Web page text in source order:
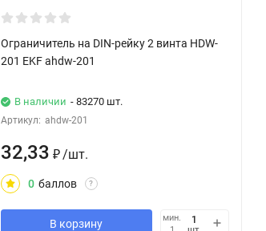
Ограничитель на DIN-рейку 2 винта HDW-
201 EKF ahdw-201
В наличии - 83270 шт.
Артикул: ahdw-201
32,33 ₽/шт.
0 баллов ?
В корзину
мин.